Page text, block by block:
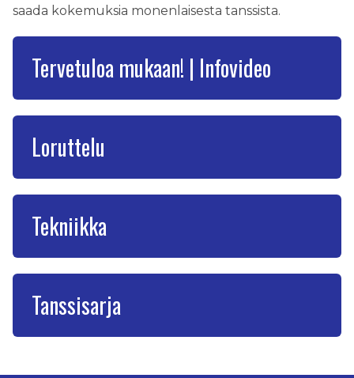
saada kokemuksia monenlaisesta tanssista.
Tervetuloa mukaan! | Infovideo
Loruttelu
Tekniikka
Tanssisarja